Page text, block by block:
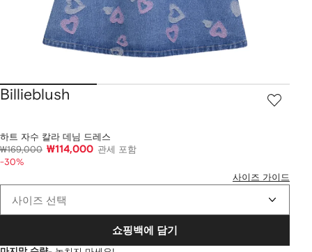
Billieblush
하트 자수 칼라 데님 드레스
₩169,000 ₩114,000 관세 포함
-30%
사이즈 가이드
사이즈 선택
쇼핑백에 담기